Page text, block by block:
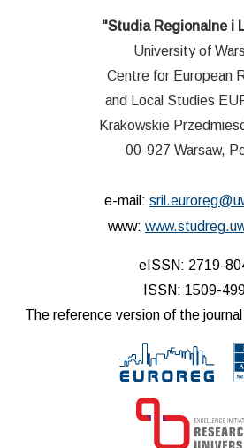
"Studia Regionalne i
University of
Centre for European
and Local Studies
Krakowskie
00-927 Warsaw,
e-mail:
www:
eISSN: 2719-
ISSN: 1509-
The reference version of the